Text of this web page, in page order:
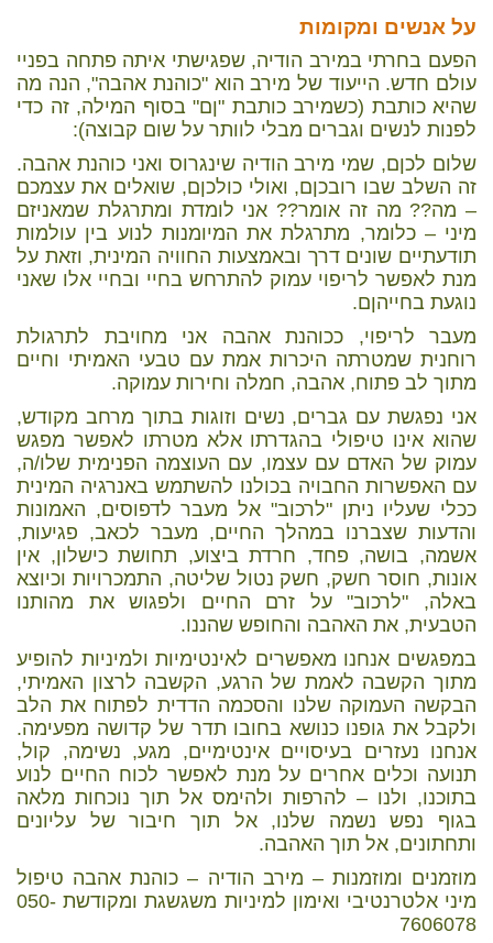
על אנשים ומקומות
הפעם בחרתי במירב הודיה, שפגישתי איתה פתחה בפניי
עולם חדש. הייעוד של מירב הוא "כוהנת אהבה", הנה מה
שהיא כותבת (כשמירב כותבת "ןם" בסוף המילה, זה כדי
לפנות לנשים וגברים מבלי לוותר על שום קבוצה):
שלום לכןם, שמי מירב הודיה שינגרוס ואני כוהנת אהבה.
זה השלב שבו רובכןם, ואולי כולכןם, שואלים את עצמכם
– מה?? מה זה אומר?? אני לומדת ומתרגלת שמאניזם
מיני – כלומר, מתרגלת את המיומנות לנוע בין עולמות
תודעתיים שונים דרך ובאמצעות החוויה המינית, וזאת על
מנת לאפשר לריפוי עמוק להתרחש בחיי ובחיי אלו שאני
נוגעת בחייהןם.
מעבר לריפוי, ככוהנת אהבה אני מחויבת לתרגולת
רוחנית שמטרתה היכרות אמת עם טבעי האמיתי וחיים
מתוך לב פתוח, אהבה, חמלה וחירות עמוקה.
אני נפגשת עם גברים, נשים וזוגות בתוך מרחב מקודש,
שהוא אינו טיפולי בהגדרתו אלא מטרתו לאפשר מפגש
עמוק של האדם עם עצמו, עם העוצמה הפנימית שלו/ה,
עם האפשרות החבויה בכולנו להשתמש באנרגיה המינית
ככלי שעליו ניתן "לרכוב" אל מעבר לדפוסים, האמונות
והדעות שצברנו במהלך החיים, מעבר לכאב, פגיעות,
אשמה, בושה, פחד, חרדת ביצוע, תחושת כישלון, אין
אונות, חוסר חשק, חשק נטול שליטה, התמכרויות וכיוצא
באלה, "לרכוב" על זרם החיים ולפגוש את מהותנו
הטבעית, את האהבה והחופש שהננו.
במפגשים אנחנו מאפשרים לאינטימיות ולמיניות להופיע
מתוך הקשבה לאמת של הרגע, הקשבה לרצון האמיתי,
הבקשה העמוקה שלנו והסכמה הדדית לפתוח את הלב
ולקבל את גופנו כנושא בחובו תדר של קדושה מפעימה.
אנחנו נעזרים בעיסויים אינטימיים, מגע, נשימה, קול,
תנועה וכלים אחרים על מנת לאפשר לכוח החיים לנוע
בתוכנו, ולנו – להרפות ולהימס אל תוך נוכחות מלאה
בגוף נפש נשמה שלנו, אל תוך חיבור של עליונים
ותחתונים, אל תוך האהבה.
מוזמנים ומוזמנות – מירב הודיה – כוהנת אהבה טיפול
מיני אלטרנטיבי ואימון למיניות משגשגת ומקודשת 050-
7606078